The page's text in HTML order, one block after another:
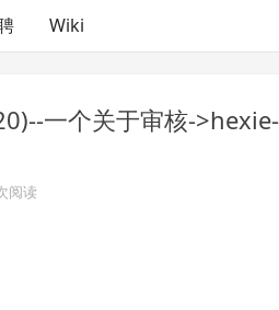
Wiki
一个关于审核-
阅读